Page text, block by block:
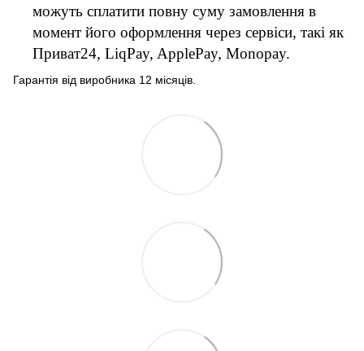
можуть сплатити повну суму замовлення в
момент його оформлення через сервіси, такі як
Приват24, LiqPay, ApplePay, Monopay.
Гарантія від виробника 12 місяців.